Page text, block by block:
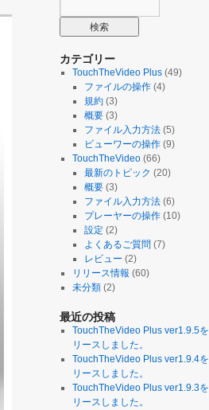
カテゴリー
TouchTheVideo Plus(49)
ファイルの操作 (4)
規約 (3)
概要 (3)
ファイル入力方法 (5)
ビューワーの操作 (9)
TouchTheVideo(66)
最新のトピック (20)
概要 (3)
ファイル入力方法 (6)
プレーヤーの操作 (10)
設定 (2)
よくあるご質問 (7)
レビュー (2)
リリース情報 (60)
未分類(2)
最近の投稿
TouchTheVideo Plus ver1.9.5を
リースしました。
TouchTheVideo Plus ver1.9.4を
リースしました。
TouchTheVideo Plus ver1.9.3を
リースしました。